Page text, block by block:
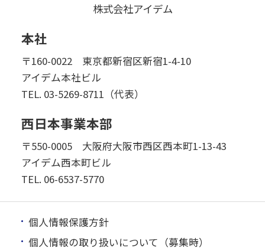
株式会社アイデム
本社
〒160-0022 東京都新宿区新宿1-4-10
アイデム本社ビル
TEL. 03-5269-8711（代表）
西日本事業本部
〒550-0005 大阪府大阪市西区西本町1-13-43
アイデム西本町ビル
TEL. 06-6537-5770
個人情報保護方針
個人情報の取り扱いについて（募集時）